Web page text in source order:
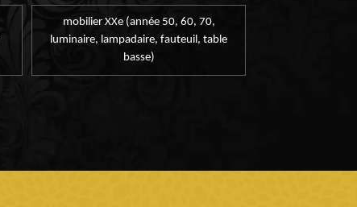
mobilier XXe (année 50, 60, 70,
luminaire, lampadaire, fauteuil, table
basse)